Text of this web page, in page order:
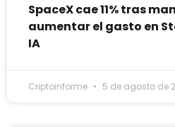
SpaceX cae 11% tras
aumentar el gasto en
IA
Criptoinforme 5 de agosto de